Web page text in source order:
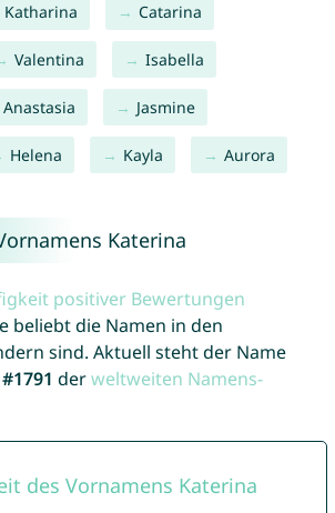
Katharina Catarina
Valentina Isabella
Anastasia Jasmine
Helena Kayla Aurora
Katerina
positiver Bewertungen
beliebt die Namen in den
sind. Aktuell steht der Name
derweltweiten Namens-